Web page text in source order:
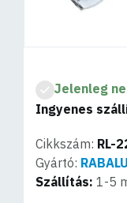
Jelenleg
Ingyenes
Cikkszám: RL-
Gyártó:
Szállítás: 1-5